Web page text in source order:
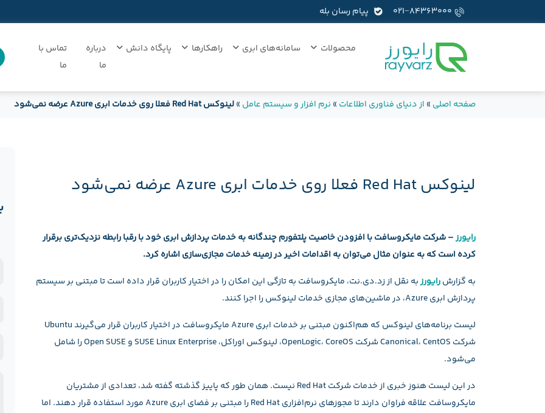
۰۲۱−۸۴۳۶۳۰۰۰ پیام رسان بله
محصولات سامانه‌های ابری راهکارها پایگاه دانش
درباره
ما
تماس با
ما
صفحه اصلی » از دنیای فناوری اطلاعات » نرم افزار و سیستم عامل »لینوکس Red Hat فعلا روی خدمات ابری Azure عرضه نمی‌شود
لینوکس Red Hat فعلا روی خدمات ابری Azure عرضه نمی‌شود
رایورز– شرکت مایکروسافت با افزودن خاصیت پلتفورم چندگانه به خدمات پردازش ابری خود با رقبا رابطه نزدیک‌تری برقرار
کرده است که به عنوان مثال می‌توان به اقدامات اخیر در زمینه خدمات مجازی‌سازی اشاره کرد.
به گزارشرایورزبه نقل از زد.دی.نت،‌ مایکروسافت به تازگی این امکان را در اختیار کاربران قرار داده است تا مبتنی بر سیستم
پردازش ابری Azure، در ماشین‌های مجازی خدمات لینوکس را اجرا کنند.
لیست برنامه‌های لینوکس که هم‌اکنون مبتنی بر خدمات ابری Azure مایکروسافت در اختیار کاربران قرار می‌گیرند Ubuntu
شرکت Canonical، CentOS شرکت OpenLogic، CoreOS، لینوکس اوراکل، SUSE Linux Enterprise و Open SUSE را شامل
می‌شود.
در این لیست هنوز خبری از خدمات شرکت Red Hat نیست. همان طور که پاییز گذشته گفته شد، ‌تعدادی از مشتریان
مایکروسافت علاقه فراوان دارند تا مجوزهای نرم‌افزاری Red Hat را مبتنی بر فضای ابری Azure مورد استفاده قرار دهند. اما